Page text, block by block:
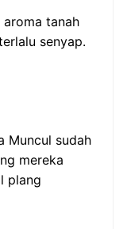
tanah
senyap.
Muncul sudah
mereka
plang